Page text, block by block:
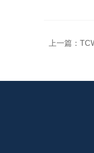
上一篇：